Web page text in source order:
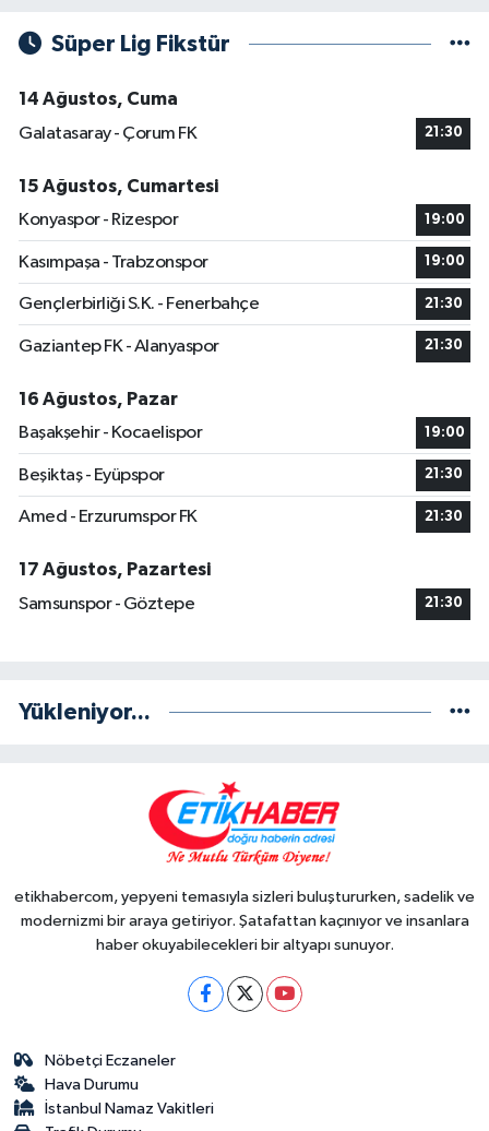
Süper Lig Fikstür
14 Ağustos, Cuma
Galatasaray - Çorum FK
21:30
15 Ağustos, Cumartesi
Konyaspor - Rizespor
19:00
Kasımpaşa - Trabzonspor 19:00
Gençlerbirliği S.K. - Fenerbahçe 21:30
Gaziantep FK - Alanyaspor 21:30
16 Ağustos, Pazar
Başakşehir - Kocaelispor
19:00
Beşiktaş - Eyüpspor 21:30
Amed - Erzurumspor FK 21:30
17 Ağustos, Pazartesi
Samsunspor - Göztepe
21:30
Yükleniyor...
etikhabercom, yepyeni temasıyla sizleri buluştururken, sadelik ve
modernizmi bir araya getiriyor. Şatafattan kaçınıyor ve insanlara
haber okuyabilecekleri bir altyapı sunuyor.
Nöbetçi Eczaneler
Hava Durumu
İstanbul Namaz Vakitleri